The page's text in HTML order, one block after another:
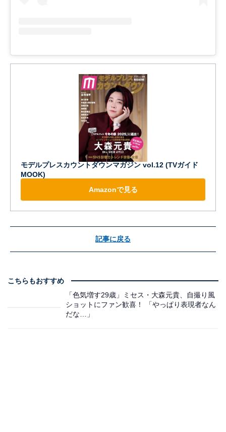
モデルプレスカウントダウンマガジン vol.12 (TVガイド
MOOK)
Amazonで見る
記事に戻る
こちらもおすすめ
「色気増す29歳」ミセス・大森元貴、自撮り風
ショットにファン歓喜！ 「やっぱり表現者なん
だな…」